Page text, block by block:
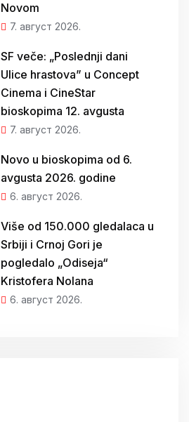
Novom
7. август 2026.
SF veče: „Poslednji dani
Ulice hrastova” u Concept
Cinema i CineStar
bioskopima 12. avgusta
7. август 2026.
Novo u bioskopima od 6.
avgusta 2026. godine
6. август 2026.
Više od 150.000 gledalaca u
Srbiji i Crnoj Gori je
pogledalo „Odiseja“
Kristofera Nolana
6. август 2026.